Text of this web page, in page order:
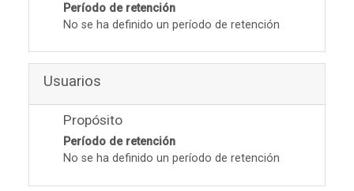
Período de retención
No se ha definido un período de retención
Usuarios
Propósito
Período de retención
No se ha definido un período de retención